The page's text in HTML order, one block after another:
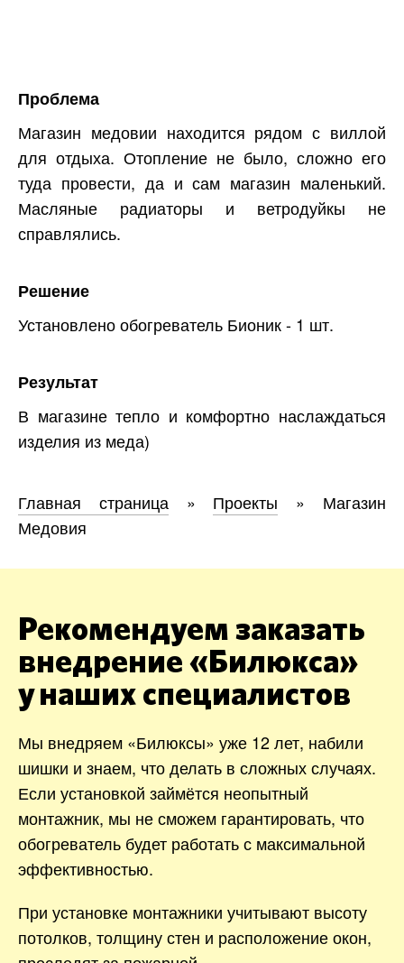
Проблема
Магазин медовии находится рядом с виллой
для отдыха. Отопление не было, сложно его
туда провести, да и сам магазин маленький.
Масляные радиаторы и ветродуйкы не
справлялись.
Решение
Установлено обогреватель Бионик - 1 шт.
Результат
В магазине тепло и комфортно наслаждаться
изделия из меда)
Главная страница» Проекты » Магазин
Медовия
Рекомендуем заказать
внедрение «Билюкса»
у наших специалистов
Мы внедряем «Билюксы» уже 12 лет, набили
шишки и знаем, что делать в сложных случаях.
Если установкой займётся неопытный
монтажник, мы не сможем гарантировать, что
обогреватель будет работать с максимальной
эффективностью.
При установке монтажники учитывают высоту
потолков, толщину стен и расположение окон,